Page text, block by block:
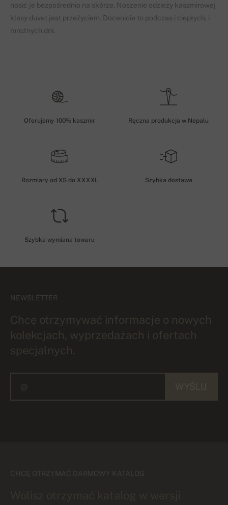
nosić je bezpośrednio na skórze. Noszenie odzieży kaszmirowej
klasy duvet jest przeżyciem. Docenicie to podczas i ciepłych, i
mroźnych dni.
Oferujemy 100% kaszmir Ręczna produkcja w Nepalu
Rozmiary od XS do XXXXL Szybka dostawa
Szybka wymiana towaru
NEWSLETTER
Chcę otrzymywać informacje o nowych
kolekcjach, wyprzedażach i ofertach
specjalnych.
CHCĘ OTRZYMAĆ DARMOWY KATALOG